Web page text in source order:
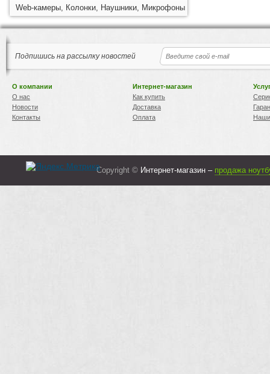
Web-камеры, Колонки, Наушники, Микрофоны
Подпишись на рассылку новостей
О компании
О нас
Новости
Контакты
Интернет-магазин
Как купить
Доставка
Оплата
Copyright © Интернет-магазин – продажа